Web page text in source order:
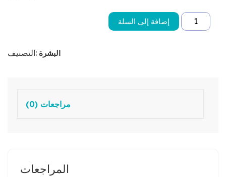
إضافة إلى السلة
التصنيف: البشرة
مراجعات (0)
المراجعات